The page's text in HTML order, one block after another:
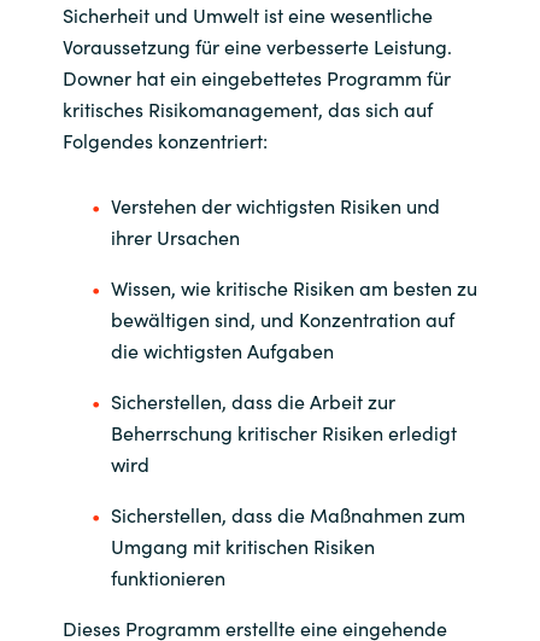
United Kingdom
United States
Sicherheit und Umwelt ist eine wesentliche
Voraussetzung für eine verbesserte Leistung.
Downer hat ein eingebettetes Programm für
kritisches Risikomanagement, das sich auf
Folgendes konzentriert:
Verstehen der wichtigsten Risiken und
ihrer Ursachen
Wissen, wie kritische Risiken am besten zu
bewältigen sind, und Konzentration auf
die wichtigsten Aufgaben
Sicherstellen, dass die Arbeit zur
Beherrschung kritischer Risiken erledigt
wird
Sicherstellen, dass die Maßnahmen zum
Umgang mit kritischen Risiken
funktionieren
Dieses Programm erstellte eine eingehende